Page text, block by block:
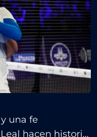
una fe
hacen historia